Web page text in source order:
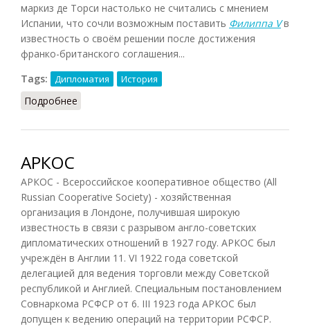
маркиз де Торси настолько не считались с мнением
Испании, что сочли возможным поставить Филиппа Vв
известность о своём решении после достижения
франко-британского соглашения...
Tags:
Дипломатия История
Подробнее
АРКОС
АРКОС - Всероссийское кооперативное общество (All
Russian Cooperative Society) - хозяйственная
организация в Лондоне, получившая широкую
известность в связи с разрывом англо-советских
дипломатических отношений в 1927 году. АРКОС был
учреждён в Англии 11. VI 1922 года советской
делегацией для ведения торговли между Советской
республикой и Англией. Специальным постановлением
Совнаркома РСФСР от 6. III 1923 года АРКОС был
допущен к ведению операций на территории РСФСР.